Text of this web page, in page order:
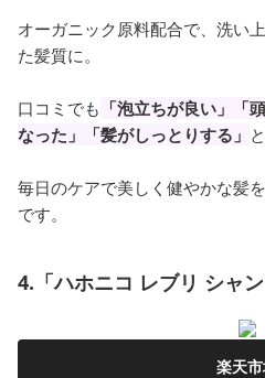
オーガニック原料配合で、洗い
た髪質に。
口コミでも 「泡立ちが良い」「
なった」「髪がしっとりする」
毎日のケアで美しく健やかな髪
です。
4.「ハホニコ レブリ シャン
楽天